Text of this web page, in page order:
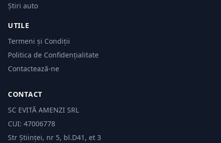
Știri auto
UTILE
Termeni și Condiții
Politica de Confidențialitate
Contactează-ne
CONTACT
SC EVITĂ AMENZI SRL
CUI: 47006778
Str Științei, nr 5, bl.D41, et 3